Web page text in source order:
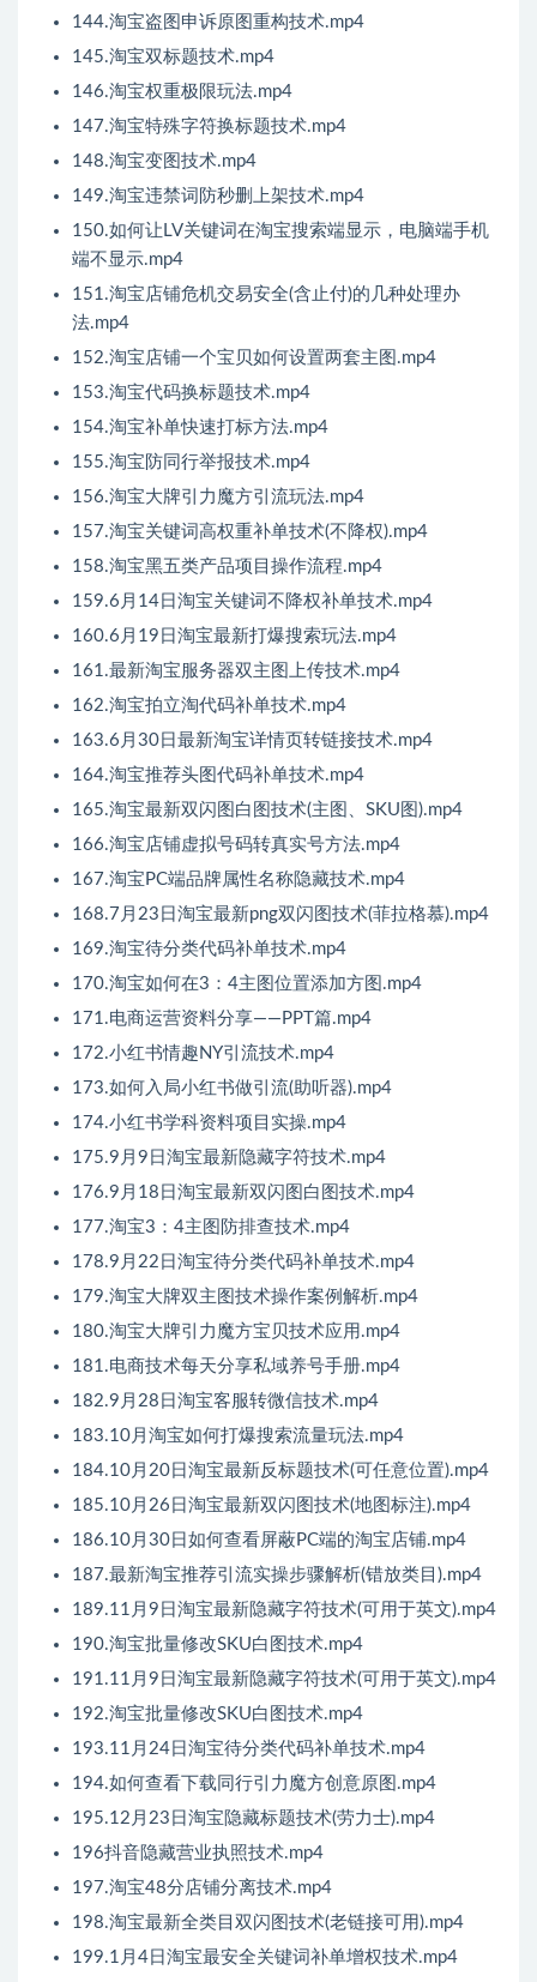
144.淘宝盗图申诉原图重构技术.mp4
145.淘宝双标题技术.mp4
146.淘宝权重极限玩法.mp4
147.淘宝特殊字符换标题技术.mp4
148.淘宝变图技术.mp4
149.淘宝违禁词防秒删上架技术.mp4
150.如何让LV关键词在淘宝搜索端显示，电脑端手机
端不显示.mp4
151.淘宝店铺危机交易安全(含止付)的几种处理办
法.mp4
152.淘宝店铺一个宝贝如何设置两套主图.mp4
153.淘宝代码换标题技术.mp4
154.淘宝补单快速打标方法.mp4
155.淘宝防同行举报技术.mp4
156.淘宝大牌引力魔方引流玩法.mp4
157.淘宝关键词高权重补单技术(不降权).mp4
158.淘宝黑五类产品项目操作流程.mp4
159.6月14日淘宝关键词不降权补单技术.mp4
160.6月19日淘宝最新打爆搜索玩法.mp4
161.最新淘宝服务器双主图上传技术.mp4
162.淘宝拍立淘代码补单技术.mp4
163.6月30日最新淘宝详情页转链接技术.mp4
164.淘宝推荐头图代码补单技术.mp4
165.淘宝最新双闪图白图技术(主图、SKU图).mp4
166.淘宝店铺虚拟号码转真实号方法.mp4
167.淘宝PC端品牌属性名称隐藏技术.mp4
168.7月23日淘宝最新png双闪图技术(菲拉格慕).mp4
169.淘宝待分类代码补单技术.mp4
170.淘宝如何在3：4主图位置添加方图.mp4
171.电商运营资料分享——PPT篇.mp4
172.小红书情趣NY引流技术.mp4
173.如何入局小红书做引流(助听器).mp4
174.小红书学科资料项目实操.mp4
175.9月9日淘宝最新隐藏字符技术.mp4
176.9月18日淘宝最新双闪图白图技术.mp4
177.淘宝3：4主图防排查技术.mp4
178.9月22日淘宝待分类代码补单技术.mp4
179.淘宝大牌双主图技术操作案例解析.mp4
180.淘宝大牌引力魔方宝贝技术应用.mp4
181.电商技术每天分享私域养号手册.mp4
182.9月28日淘宝客服转微信技术.mp4
183.10月淘宝如何打爆搜索流量玩法.mp4
184.10月20日淘宝最新反标题技术(可任意位置).mp4
185.10月26日淘宝最新双闪图技术(地图标注).mp4
186.10月30日如何查看屏蔽PC端的淘宝店铺.mp4
187.最新淘宝推荐引流实操步骤解析(错放类目).mp4
189.11月9日淘宝最新隐藏字符技术(可用于英文).mp4
190.淘宝批量修改SKU白图技术.mp4
191.11月9日淘宝最新隐藏字符技术(可用于英文).mp4
192.淘宝批量修改SKU白图技术.mp4
193.11月24日淘宝待分类代码补单技术.mp4
194.如何查看下载同行引力魔方创意原图.mp4
195.12月23日淘宝隐藏标题技术(劳力士).mp4
196抖音隐藏营业执照技术.mp4
197.淘宝48分店铺分离技术.mp4
198.淘宝最新全类目双闪图技术(老链接可用).mp4
199.1月4日淘宝最安全关键词补单增权技术.mp4